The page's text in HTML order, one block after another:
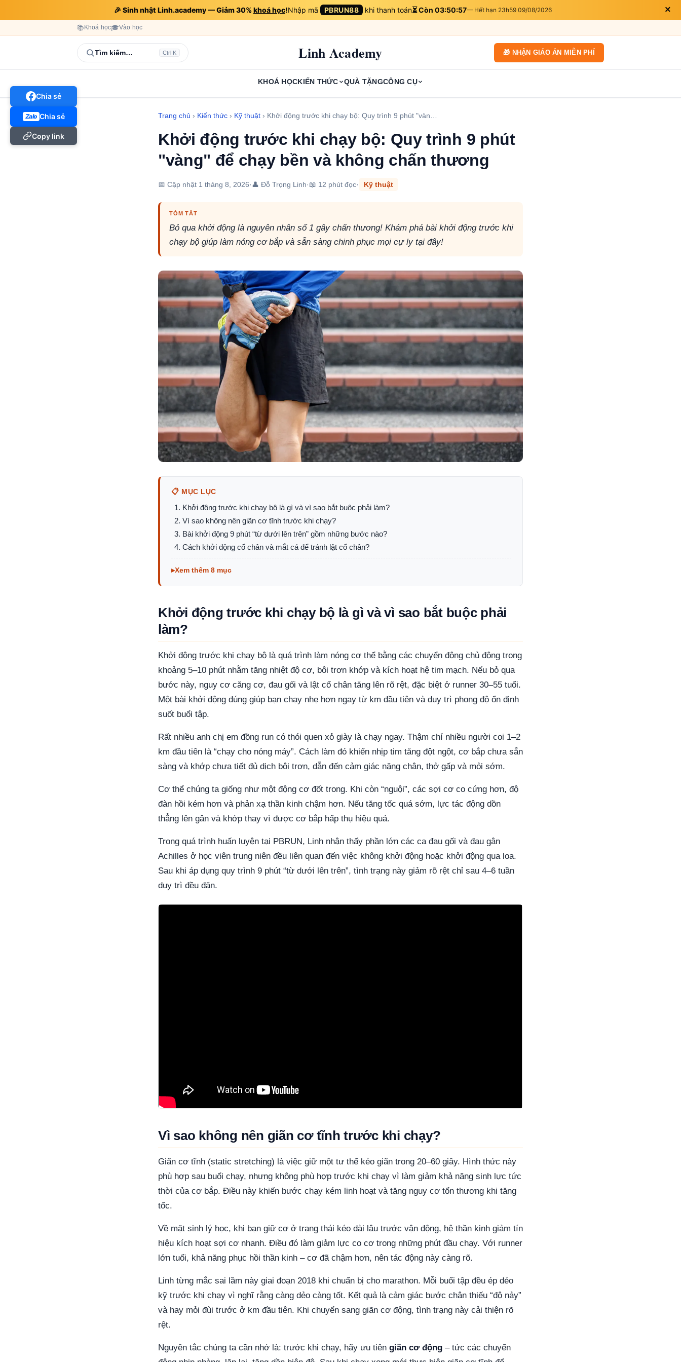
🎉 Sinh nhật Linh.academy — Giảm 30% khoá học!Nhập mã PBRUN88 khi thanh toán⏳ Còn 03:50:56— Hết hạn 23h59 09/08/2026 ×
📚 Khoá học🎓Vào học
Tìm kiếm… Ctrl K Linh Academy 🎁 NHẬN GIÁO ÁN MIỄN PHÍ
KHOÁ HỌCKIẾN THỨC QUÀ TẶNGCÔNG CỤ
Trang chủ › Kiến thức › Kỹ thuật › Khởi động trước khi chạy bộ: Quy trình 9 phút "vàn…
Khởi động trước khi chạy bộ: Quy trình 9 phút
"vàng" để chạy bền và không chấn thương
📅 Cập nhật 1 tháng 8, 2026·👤 Đỗ Trọng Linh·📖 12 phút đọc· Kỹ thuật
TÓM TẮT
Bỏ qua khởi động là nguyên nhân số 1 gây chấn thương! Khám phá bài khởi động trước khi
chạy bộ giúp làm nóng cơ bắp và sẵn sàng chinh phục mọi cự ly tại đây!
📋 MỤC LỤC
Khởi động trước khi chạy bộ là gì và vì sao bắt buộc phải làm?
Vì sao không nên giãn cơ tĩnh trước khi chạy?
Bài khởi động 9 phút “từ dưới lên trên” gồm những bước nào?
Cách khởi động cổ chân và mắt cá để tránh lật cổ chân?
Xem thêm 8 mục
Khởi động trước khi chạy bộ là gì và vì sao bắt buộc phải
làm?
Khởi động trước khi chạy bộ là quá trình làm nóng cơ thể bằng các chuyển động chủ động trong
khoảng 5–10 phút nhằm tăng nhiệt độ cơ, bôi trơn khớp và kích hoạt hệ tim mạch. Nếu bỏ qua
bước này, nguy cơ căng cơ, đau gối và lật cổ chân tăng lên rõ rệt, đặc biệt ở runner 30–55 tuổi.
Một bài khởi động đúng giúp bạn chạy nhẹ hơn ngay từ km đầu tiên và duy trì phong độ ổn định
suốt buổi tập.
Rất nhiều anh chị em đồng run có thói quen xỏ giày là chạy ngay. Thậm chí nhiều người coi 1–2
km đầu tiên là “chạy cho nóng máy”. Cách làm đó khiến nhịp tim tăng đột ngột, cơ bắp chưa sẵn
sàng và khớp chưa tiết đủ dịch bôi trơn, dẫn đến cảm giác nặng chân, thở gấp và mỏi sớm.
Cơ thể chúng ta giống như một động cơ đốt trong. Khi còn “nguội”, các sợi cơ co cứng hơn, độ
đàn hồi kém hơn và phản xạ thần kinh chậm hơn. Nếu tăng tốc quá sớm, lực tác động dồn
thẳng lên gân và khớp thay vì được cơ bắp hấp thụ hiệu quả.
Trong quá trình huấn luyện tại PBRUN, Linh nhận thấy phần lớn các ca đau gối và đau gân
Achilles ở học viên trung niên đều liên quan đến việc không khởi động hoặc khởi động qua loa.
Sau khi áp dụng quy trình 9 phút “từ dưới lên trên”, tình trạng này giảm rõ rệt chỉ sau 4–6 tuần
duy trì đều đặn.
Vì sao không nên giãn cơ tĩnh trước khi chạy?
Giãn cơ tĩnh (static stretching) là việc giữ một tư thế kéo giãn trong 20–60 giây. Hình thức này
phù hợp sau buổi chạy, nhưng không phù hợp trước khi chạy vì làm giảm khả năng sinh lực tức
thời của cơ bắp. Điều này khiến bước chạy kém linh hoạt và tăng nguy cơ tổn thương khi tăng
tốc.
Về mặt sinh lý học, khi bạn giữ cơ ở trạng thái kéo dài lâu trước vận động, hệ thần kinh giảm tín
hiệu kích hoạt sợi cơ nhanh. Điều đó làm giảm lực co cơ trong những phút đầu chạy. Với runner
lớn tuổi, khả năng phục hồi thần kinh – cơ đã chậm hơn, nên tác động này càng rõ.
Linh từng mắc sai lầm này giai đoạn 2018 khi chuẩn bị cho marathon. Mỗi buổi tập đều ép dẻo
kỹ trước khi chạy vì nghĩ rằng càng dẻo càng tốt. Kết quả là cảm giác bước chân thiếu “độ nảy”
và hay mỏi đùi trước ở km đầu tiên. Khi chuyển sang giãn cơ động, tình trạng này cải thiện rõ
rệt.
Nguyên tắc chúng ta cần nhớ là: trước khi chạy, hãy ưu tiên giãn cơ động – tức các chuyển
Chia sẻ
Zalo Chia sẻ
Copy link